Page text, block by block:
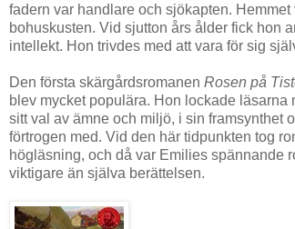
fadern var handlare och sjökapten.
bohuskusten. Vid sjutton års ålder fick hon
intellekt. Hon trivdes med att vara för sig
Den första skärgårdsromanen Rosen på
blev mycket populära. Hon lockade
sitt val av ämne och miljö, i sin framsynthet
förtrogen med. Vid den här tidpunkten tog
högläsning, och då var Emilies spännande
viktigare än själva berättelsen.